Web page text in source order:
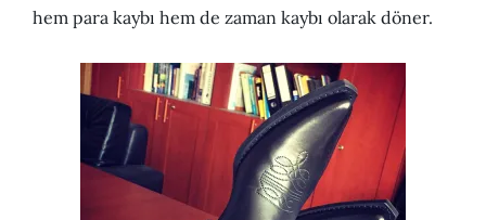
hem para kaybı hem de zaman kaybı olarak döner.